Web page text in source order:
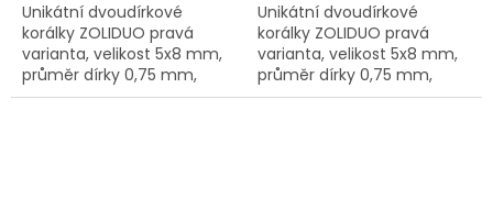
Unikátní dvoudírkové
korálky ZOLIDUO pravá
varianta, velikost 5x8 mm,
průměr dírky 0,75 mm,
obsah balení 20 ks nebo
Unikátní dvoudírkové
korálky ZOLIDUO pravá
varianta, velikost 5x8 mm,
průměr dírky 0,75 mm,
obsah balení 20 ks nebo